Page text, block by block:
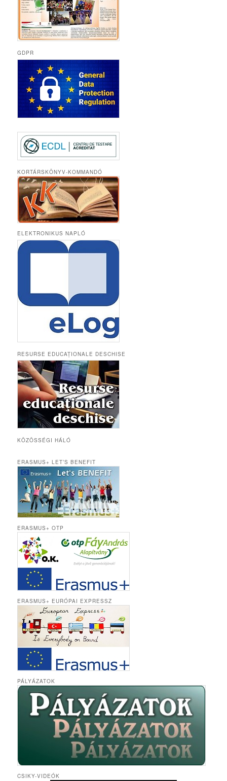
GDPR
KORTÁRSKÖNYV-KOMMANDÓ
ELEKTRONIKUS NAPLÓ
RESURSE EDUCAȚIONALE DESCHISE
KÖZÖSSÉGI HÁLÓ
ERASMUS+ LET’S BENEFIT
ERASMUS+ OTP
ERASMUS+ EURÓPAI EXPRESSZ
PÁLYÁZATOK
CSIKY-VIDEÓK